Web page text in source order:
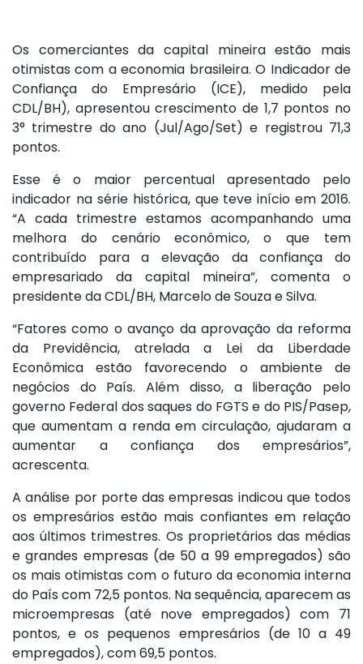
Os comerciantes da capital mineira estão mais
otimistas com a economia brasileira. O Indicador de
Confiança do Empresário (ICE), medido pela
CDL/BH), apresentou crescimento de 1,7 pontos no
3° trimestre do ano (Jul/Ago/Set) e registrou 71,3
pontos.
Esse é o maior percentual apresentado pelo
indicador na série histórica, que teve início em 2016.
“A cada trimestre estamos acompanhando uma
melhora do cenário econômico, o que tem
contribuído para a elevação da confiança do
empresariado da capital mineira”, comenta o
presidente da CDL/BH, Marcelo de Souza e Silva.
“Fatores como o avanço da aprovação da reforma
da Previdência, atrelada a Lei da Liberdade
Econômica estão favorecendo o ambiente de
negócios do País. Além disso, a liberação pelo
governo Federal dos saques do FGTS e do PIS/Pasep,
que aumentam a renda em circulação, ajudaram a
aumentar a confiança dos empresários”,
acrescenta.
A análise por porte das empresas indicou que todos
os empresários estão mais confiantes em relação
aos últimos trimestres. Os proprietários das médias
e grandes empresas (de 50 a 99 empregados) são
os mais otimistas com o futuro da economia interna
do País com 72,5 pontos. Na sequência, aparecem as
microempresas (até nove empregados) com 71
pontos, e os pequenos empresários (de 10 a 49
empregados), com 69,5 pontos.